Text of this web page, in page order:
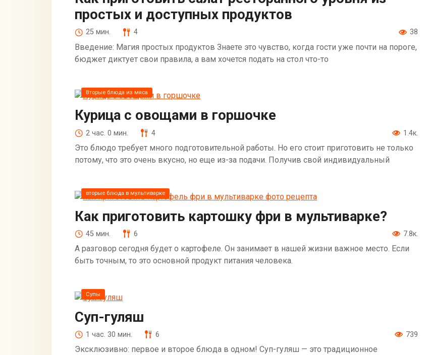
простых и доступных продуктов
25 мин. 4 38
Введение: Магия простых продуктов Знаете это чувство, когда гости уже почти на пороге,
бюджет диктует свои правила, а вам хочется подать на стол что-то
Вторые блюда из мяса
Курица с овощами в горшочке
2 час. 0 мин. 4 1.4к.
Это блюдо требует много подготовительной работы. Но его стоит приготовить не только
потому, что это очень вкусно, но еще из-за подачи. Получив свой индивидуальный
вторые блюда в мультиварке
Как приготовить картошку фри в мультиварке?
45 мин. 6 7.8к.
А разговор сегодня будет о картофеле. Он занимает в нашей жизни важное место. Если
быть точным, то это основной продукт питания человека.
Супы
Суп-гуляш
1 час. 30 мин. 6 739
Эксклюзивно: первое и второе блюда в одном! Суп-гуляш — это традиционное